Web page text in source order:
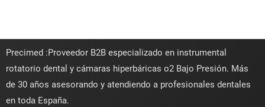
Precimed :Proveedor B2B especializado en instrumental
rotatorio dental y cámaras hiperbáricas o2 Bajo Presión. Más
de 30 años asesorando y atendiendo a profesionales dentales
en toda España.